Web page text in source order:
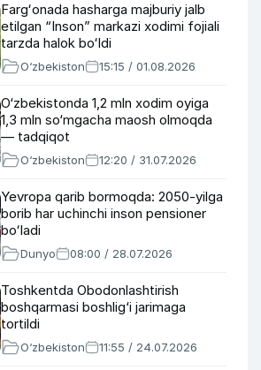
Fargʻonada hasharga majburiy jalb
etilgan “Inson” markazi xodimi fojiali
tarzda halok boʻldi
O‘zbekiston 15:15 / 01.08.2026
O‘zbekistonda 1,2 mln xodim oyiga
1,3 mln so‘mgacha maosh olmoqda
— tadqiqot
O‘zbekiston 12:20 / 31.07.2026
Yevropa qarib bormoqda: 2050-yilga
borib har uchinchi inson pensioner
boʻladi
Dunyo 08:00 / 28.07.2026
Toshkentda Obodonlashtirish
boshqarmasi boshlig‘i jarimaga
tortildi
O‘zbekiston 11:55 / 24.07.2026